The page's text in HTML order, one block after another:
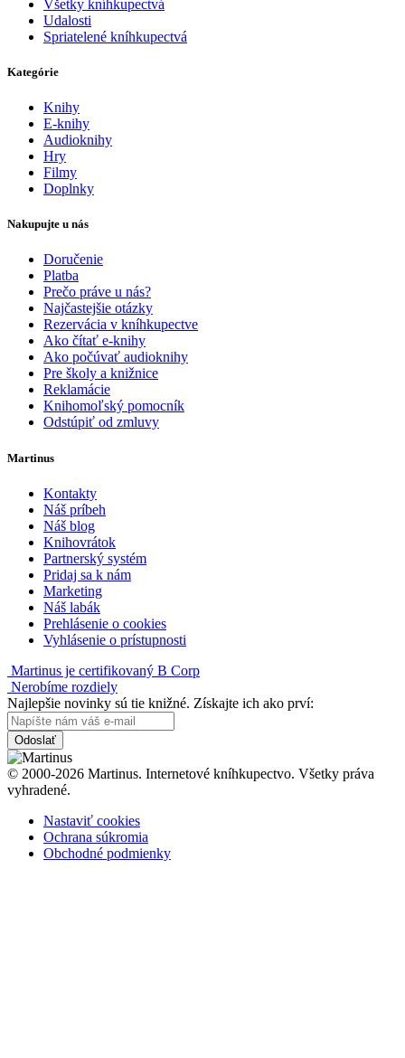
Všetky kníhkupectvá
Udalosti
Spriatelené kníhkupectvá
Kategórie
Knihy
E-knihy
Audioknihy
Hry
Filmy
Doplnky
Nakupujte u nás
Doručenie
Platba
Prečo práve u nás?
Najčastejšie otázky
Rezervácia v kníhkupectve
Ako čítať e-knihy
Ako počúvať audioknihy
Pre školy a knižnice
Reklamácie
Knihomoľský pomocník
Odstúpiť od zmluvy
Martinus
Kontakty
Náš príbeh
Náš blog
Knihovrátok
Partnerský systém
Pridaj sa k nám
Marketing
Náš labák
Prehlásenie o cookies
Vyhlásenie o prístupnosti
Martinus je certifikovaný B Corp
Nerobíme rozdiely
Najlepšie novinky sú tie knižné. Získajte ich ako prví:
Odoslať
© 2000-2026 Martinus. Internetové kníhkupectvo. Všetky práva
vyhradené.
Nastaviť cookies
Ochrana súkromia
Obchodné podmienky